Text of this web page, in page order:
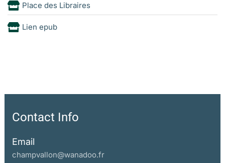
Place des Libraires
Lien epub
Contact Info
Email
champvallon@wanadoo.fr